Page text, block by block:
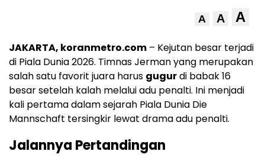
A A A
JAKARTA, koranmetro.com – Kejutan besar terjadi
di Piala Dunia 2026. Timnas Jerman yang merupakan
salah satu favorit juara harus gugurdi babak 16
besar setelah kalah melalui adu penalti. Ini menjadi
kali pertama dalam sejarah Piala Dunia Die
Mannschaft tersingkir lewat drama adu penalti.
Jalannya Pertandingan